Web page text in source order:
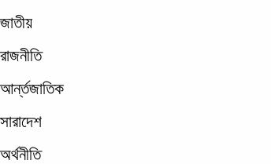
জাতীয়
রাজনীতি
আর্ন্তজাতিক
সারাদেশ
অর্থনীতি